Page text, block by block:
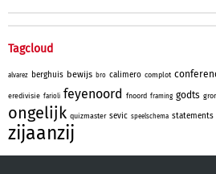
Tagcloud
alvarez berghuis bewijs bro calimero complot
eredivisie farioli feyenoord fnoord framing godts
ongelijk quizmaster sevic speelschema statements
zijaanzij